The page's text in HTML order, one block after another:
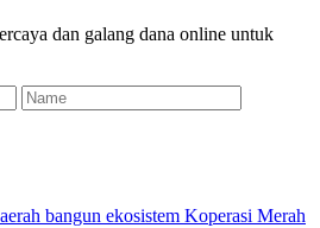
dan galang dana online untuk
Name
bangun ekosistem Koperasi Merah